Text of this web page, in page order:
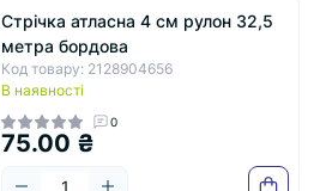
Стрічка атласна 4 см рулон 32,5
метра бордова
Код товару: 2128904656
В наявності
0
75.00 ₴